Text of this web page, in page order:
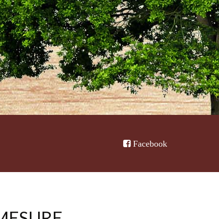
Facebook